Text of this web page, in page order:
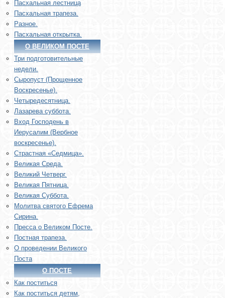
Пасхальная лестница
Пасхальная трапеза.
Разное.
Пасхальная открытка.
О ВЕЛИКОМ ПОСТЕ
Три подготовительные
недели.
Сыропуст (Прощенное
Воскресенье).
Четыредесятница.
Лазарева суббота.
Вход Господень в
Иерусалим (Вербное
воскресенье).
Страстная «Седмица».
Великая Среда.
Великий Четверг.
Великая Пятница.
Великая Суббота.
Молитва святого Ефрема
Сирина.
Пресса о Великом Посте.
Постная трапеза.
О проведении Великого
Поста
О ПОСТЕ
Как поститься
Как поститься детям,